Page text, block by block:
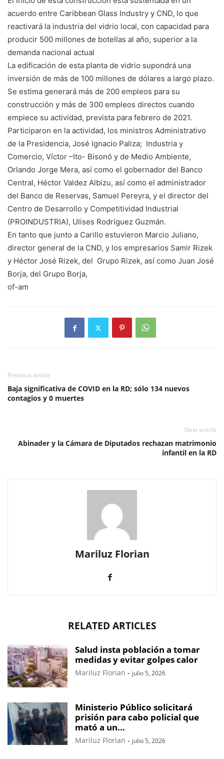
acuerdo entre Caribbean Glass Industry y CND, lo que
reactivará la industria del vidrio local, con capacidad para
producir 500 millones de botellas al año, superior a la
demanda nacional actual
La edificación de esta planta de vidrio supondrá una
inversión de más de 100 millones de dólares a largo plazo.
Se estima generará más de 200 empleos para su
construcción y más de 300 empleos directos cuando
empiece su actividad, prevista para febrero de 2021.
Participaron en la actividad, los ministros Administrativo
de la Presidencia, José Ignacio Paliza; Industria y
Comercio, Víctor –Ito- Bisonó y de Medio Ambiente,
Orlando Jorge Mera, así como el gobernador del Banco
Central, Héctor Valdez Albizu, así como el administrador
del Banco de Reservas, Samuel Pereyra, y el director del
Centro de Desarrollo y Competitividad Industrial
(PROINDUSTRIA), Ulises Rodríguez Guzmán.
En tanto que junto a Carillo estuvieron Marcio Juliano,
director general de la CND, y los empresarios Samir Rizek
y Héctor José Rizek, del Grupo Rizek, así como Juan José
Borja, del Grupo Borja,
of-am
Previous article
Baja significativa de COVID en la RD; sólo 134 nuevos
contagios y 0 muertes
Next article
Abinader y la Cámara de Diputados rechazan matrimonio
infantil en la RD
Mariluz Florian
RELATED ARTICLES
Salud insta población a tomar
medidas y evitar golpes calor
Mariluz Florian - julio 5, 2026
Ministerio Público solicitará
prisión para cabo policial que
mató a un...
Mariluz Florian - julio 5, 2026